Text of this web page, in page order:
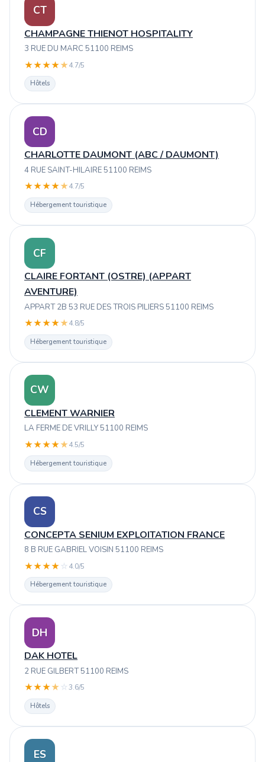
CT
CHAMPAGNE THIENOT HOSPITALITY
3 RUE DU MARC 51100 REIMS
★★★★★4.7/5
Hôtels
CD
CHARLOTTE DAUMONT (ABC / DAUMONT)
4 RUE SAINT-HILAIRE 51100 REIMS
★★★★★4.7/5
Hébergement touristique
CF
CLAIRE FORTANT (OSTRE) (APPART
AVENTURE)
APPART 2B 53 RUE DES TROIS PILIERS 51100 REIMS
★★★★★4.8/5
Hébergement touristique
CW
CLEMENT WARNIER
LA FERME DE VRILLY 51100 REIMS
★★★★★4.5/5
Hébergement touristique
CS
CONCEPTA SENIUM EXPLOITATION FRANCE
8 B RUE GABRIEL VOISIN 51100 REIMS
★★★★ ☆ 4.0/5
Hébergement touristique
DH
DAK HOTEL
2 RUE GILBERT 51100 REIMS
★★★★ ☆3.6/5
Hôtels
ES